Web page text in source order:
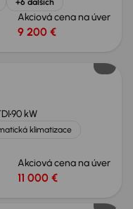
+6 ďalších
Akciová cena na úver
9 200 €
90 kW
klimatizace
Akciová cena na úver
11 000 €